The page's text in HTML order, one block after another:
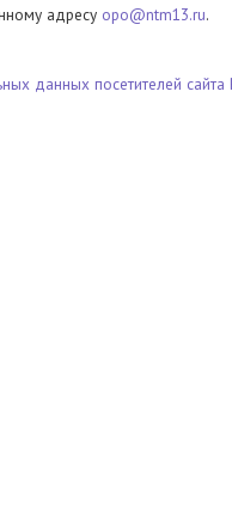
адресу opo@ntm13.ru.
данных посетителей